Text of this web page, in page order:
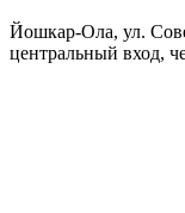
Йошкар-Ола, ул.
центральный вход,